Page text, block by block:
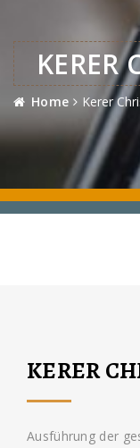
KERER
Home Kerer
KERER
Ausführung der